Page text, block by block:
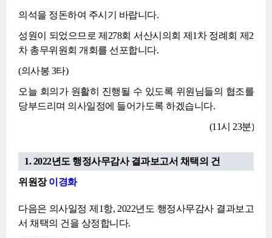
의석을 정돈하여 주시기 바랍니다.
성원이 되었으므로 제278회 서산시의회 제1차 정례회 제2
차 총무위원회 개회를 선포합니다.
(의사봉 3타)
오늘 회의가 원활히 진행될 수 있도록 위원님들의 협조를
당부드리며 의사일정에 들어가도록 하겠습니다.
(11시 23분)
1. 2022년도 행정사무감사 결과보고서 채택의 건
위원장이경화
다음은 의사일정 제1항, 2022년도 행정사무감사 결과보고
서 채택의 건을 상정합니다.